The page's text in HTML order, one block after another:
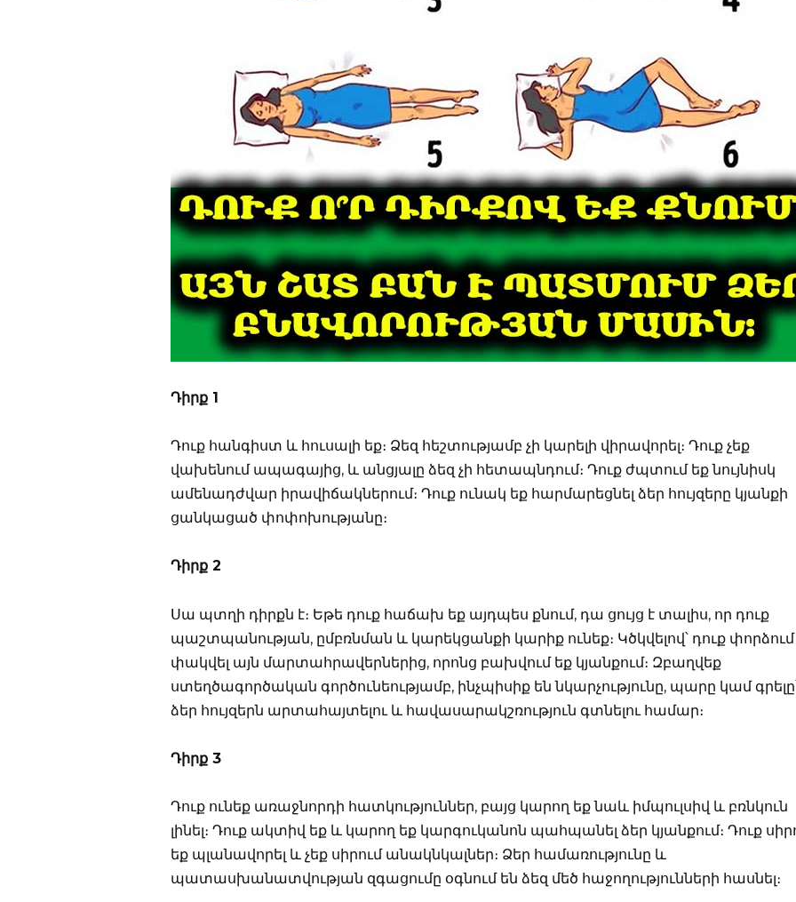
Դիրք 1
Դուք հանգիստ և հուսալի եք։ Ձեզ հեշտությամբ չի կարելի վիրավորել։ Դուք չեք
վախենում ապագայից, և անցյալը ձեզ չի հետապնդում։ Դուք ժպտում եք նույնիսկ
ամենադժվար իրավիճակներում։ Դուք ունակ եք հարմարեցնել ձեր հույզերը կյանքի
ցանկացած փոփոխությանը։
Դիրք 2
Սա պտղի դիրքն է։ Եթե դուք հաճախ եք այդպես քնում, դա ցույց է տալիս, որ դուք
պաշտպանության, ըմբռնման և կարեկցանքի կարիք ունեք։ Կծկվելով՝ դուք փորձում
փակվել այն մարտահրավերներից, որոնց բախվում եք կյանքում։ Զբաղվեք
ստեղծագործական գործունեությամբ, ինչպիսիք են նկարչությունը, պարը կամ
ձեր հույզերն արտահայտելու և հավասարակշռություն գտնելու համար։
Դիրք 3
Դուք ունեք առաջնորդի հատկություններ, բայց կարող եք նաև իմպուլսիվ և բռնկուն
լինել։ Դուք ակտիվ եք և կարող եք կարգուկանոն պահպանել ձեր կյանքում։ Դուք
եք պլանավորել և չեք սիրում անակնկալներ։ Ձեր համառությունը և
պատասխանատվության զգացումը օգնում են ձեզ մեծ հաջողությունների հասնել։